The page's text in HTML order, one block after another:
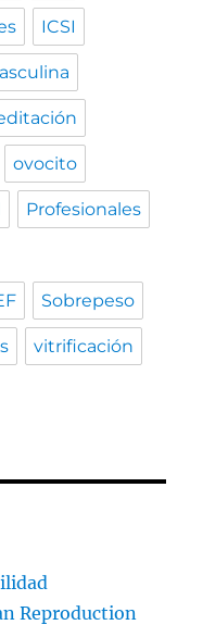
ICSI
ovocito
Profesionales
Sobrepeso
vitrificación
Reproduction